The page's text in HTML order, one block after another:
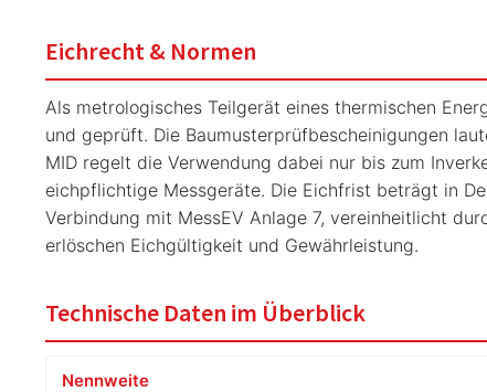
Eichrecht & Normen
Als metrologisches Teilgerät eines thermischen
und geprüft. Die Baumusterprüfbescheinigungen
MID regelt die Verwendung dabei nur bis zum
eichpflichtige Messgeräte. Die Eichfrist beträgt in
Verbindung mit MessEV Anlage 7, vereinheitlicht
erlöschen Eichgültigkeit und Gewährleistung.
Technische Daten im Überblick
Nennweite